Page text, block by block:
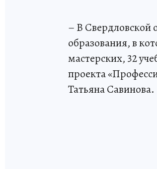
– В Свердловской
образования, в
мастерских, 32
проекта
Татьяна Савинова.